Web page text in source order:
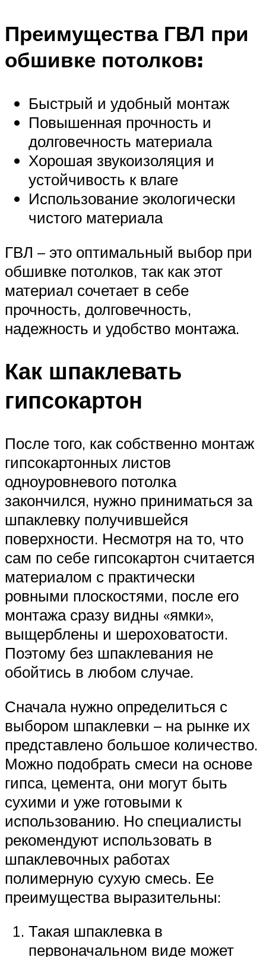
Преимущества ГВЛ при
обшивке потолков:
Быстрый и удобный монтаж
Повышенная прочность и
долговечность материала
Хорошая звукоизоляция и
устойчивость к влаге
Использование экологически
чистого материала
ГВЛ – это оптимальный выбор при
обшивке потолков, так как этот
материал сочетает в себе
прочность, долговечность,
надежность и удобство монтажа.
Как шпаклевать
гипсокартон
После того, как собственно монтаж
гипсокартонных листов
одноуровневого потолка
закончился, нужно приниматься за
шпаклевку получившейся
поверхности. Несмотря на то, что
сам по себе гипсокартон считается
материалом с практически
ровными плоскостями, после его
монтажа сразу видны «ямки»,
выщерблены и шероховатости.
Поэтому без шпаклевания не
обойтись в любом случае.
Сначала нужно определиться с
выбором шпаклевки – на рынке их
представлено большое количество.
Можно подобрать смеси на основе
гипса, цемента, они могут быть
сухими и уже готовыми к
использованию. Но специалисты
рекомендуют использовать в
шпаклевочных работах
полимерную сухую смесь. Ее
преимущества выразительны:
Такая шпаклевка в
первоначальном виде может